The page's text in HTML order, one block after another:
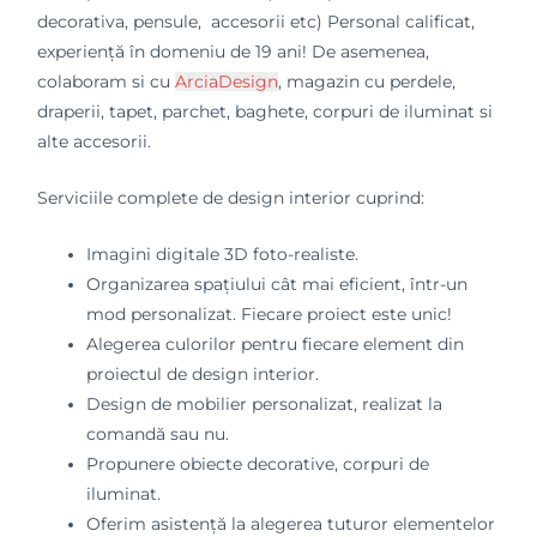
decorativa, pensule, accesorii etc) Personal calificat,
experiență în domeniu de 19 ani! De asemenea,
colaboram si cuArciaDesign, magazin cu perdele,
draperii, tapet, parchet, baghete, corpuri de iluminat si
alte accesorii.
Serviciile complete de design interior cuprind:
Imagini digitale 3D foto-realiste.
Organizarea spațiului cât mai eficient, într-un
mod personalizat. Fiecare proiect este unic!
Alegerea culorilor pentru fiecare element din
proiectul de design interior.
Design de mobilier personalizat, realizat la
comandă sau nu.
Propunere obiecte decorative, corpuri de
iluminat.
Oferim asistență la alegerea tuturor elementelor